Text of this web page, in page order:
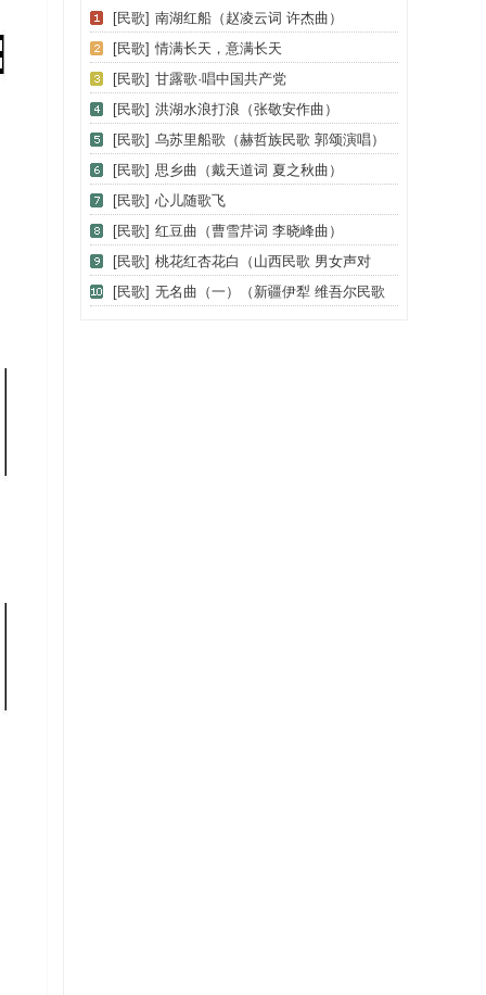
[民歌] 南湖红船（赵凌云词 许杰曲）
[民歌] 情满长天，意满长天
[民歌] 甘露歌·唱中国共产党
[民歌] 洪湖水浪打浪（张敬安作曲）
[民歌] 乌苏里船歌（赫哲族民歌 郭颂演唱）
[民歌] 思乡曲（戴天道词 夏之秋曲）
[民歌] 心儿随歌飞
[民歌] 红豆曲（曹雪芹词 李晓峰曲）
[民歌] 桃花红杏花白（山西民歌 男女声对
唱）
[民歌] 无名曲（一）（新疆伊犁 维吾尔民歌